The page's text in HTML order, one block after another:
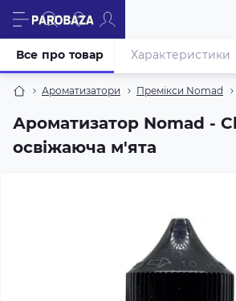
Ароматизатори Премікси Nomad
Ароматизатор Nomad -
освіжаюча м'ята
Все про товар Характеристики